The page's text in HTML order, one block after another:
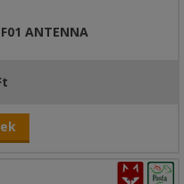
ANTENNA